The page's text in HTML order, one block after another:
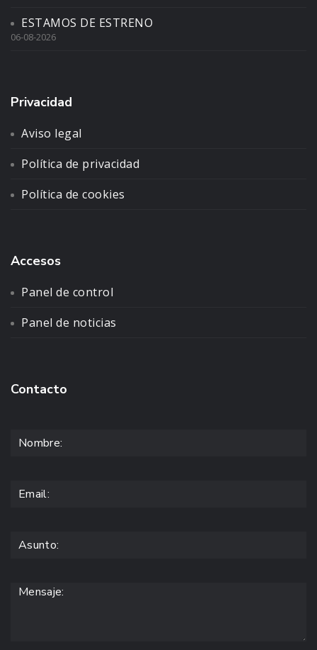
ESTAMOS DE ESTRENO
06-08-2026
Privacidad
Aviso legal
Política de privacidad
Política de cookies
Accesos
Panel de control
Panel de noticias
Contacto